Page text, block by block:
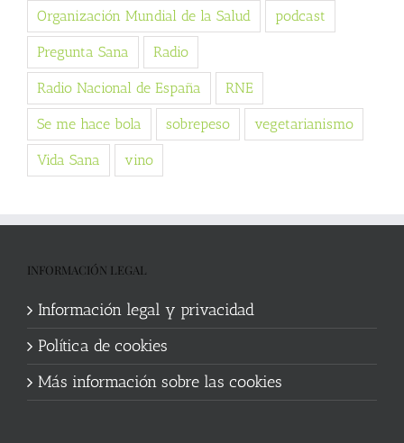
Organización Mundial de la Salud podcast
Pregunta Sana Radio
Radio Nacional de España RNE
Se me hace bola sobrepeso vegetarianismo
Vida Sana vino
INFORMACIÓN LEGAL
Información legal y privacidad
Política de cookies
Más información sobre las cookies